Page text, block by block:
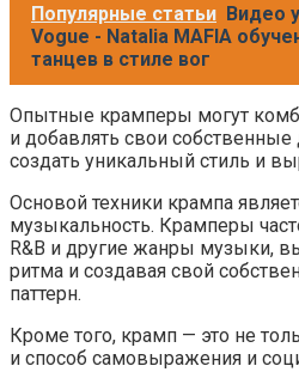
Популярные статьи Видео
Vogue - Natalia MAFIA
танцев в стиле вог
Опытные крамперы могут
и добавлять свои
создать уникальный стиль и
Основой техники крампа
музыкальность. Крамперы
R&B и другие жанры музыки,
ритма и создавая свой
паттерн.
Кроме того, крамп — это не
и способ самовыражения и